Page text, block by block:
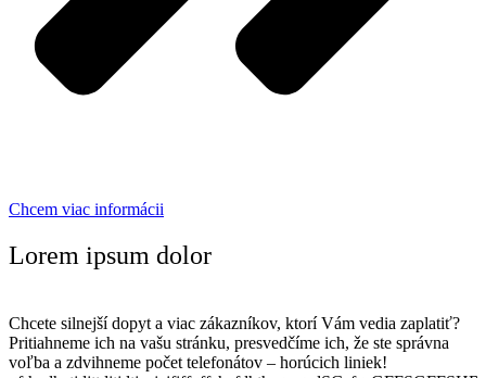
Chcem viac informácii
Lorem ipsum dolor
Chcete silnejší dopyt a viac zákazníkov, ktorí Vám vedia zaplatiť?
Pritiahneme ich na vašu stránku, presvedčíme ich, že ste správna
voľba a zdvihneme počet telefonátov – horúcich liniek!